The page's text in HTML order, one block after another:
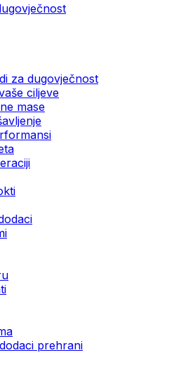
za dugovječnost
ciljeve
mase
prehrani